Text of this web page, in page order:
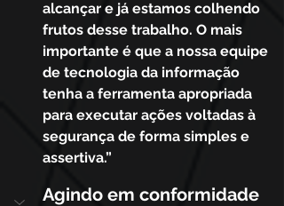
alcançar e já estamos colhendo
frutos desse trabalho. O mais
importante é que a nossa equipe
de tecnologia da informação
tenha a ferramenta apropriada
para executar ações voltadas à
segurança de forma simples e
assertiva.”
Agindo em conformidade